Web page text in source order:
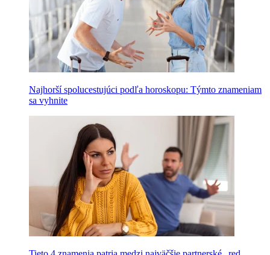
Najhorší spolucestujúci podľa horoskopu: Týmto znameniam
sa vyhnite